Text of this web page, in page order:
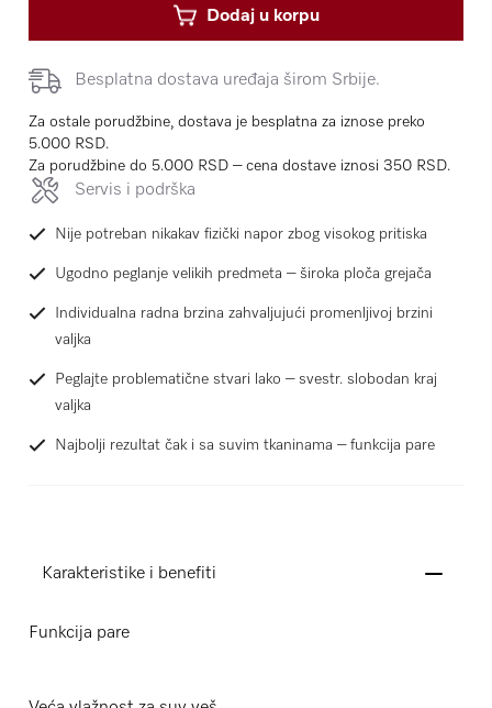
Dodaj u korpu
Besplatna dostava uređaja širom Srbije.
Za ostale porudžbine, dostava je besplatna za iznose preko
5.000 RSD.
Za porudžbine do 5.000 RSD – cena dostave iznosi 350 RSD.
Servis i podrška
Nije potreban nikakav fizički napor zbog visokog pritiska
Ugodno peglanje velikih predmeta – široka ploča grejača
Individualna radna brzina zahvaljujući promenljivoj brzini
valjka
Peglajte problematične stvari lako – svestr. slobodan kraj
valjka
Najbolji rezultat čak i sa suvim tkaninama – funkcija pare
Karakteristike i benefiti
Funkcija pare